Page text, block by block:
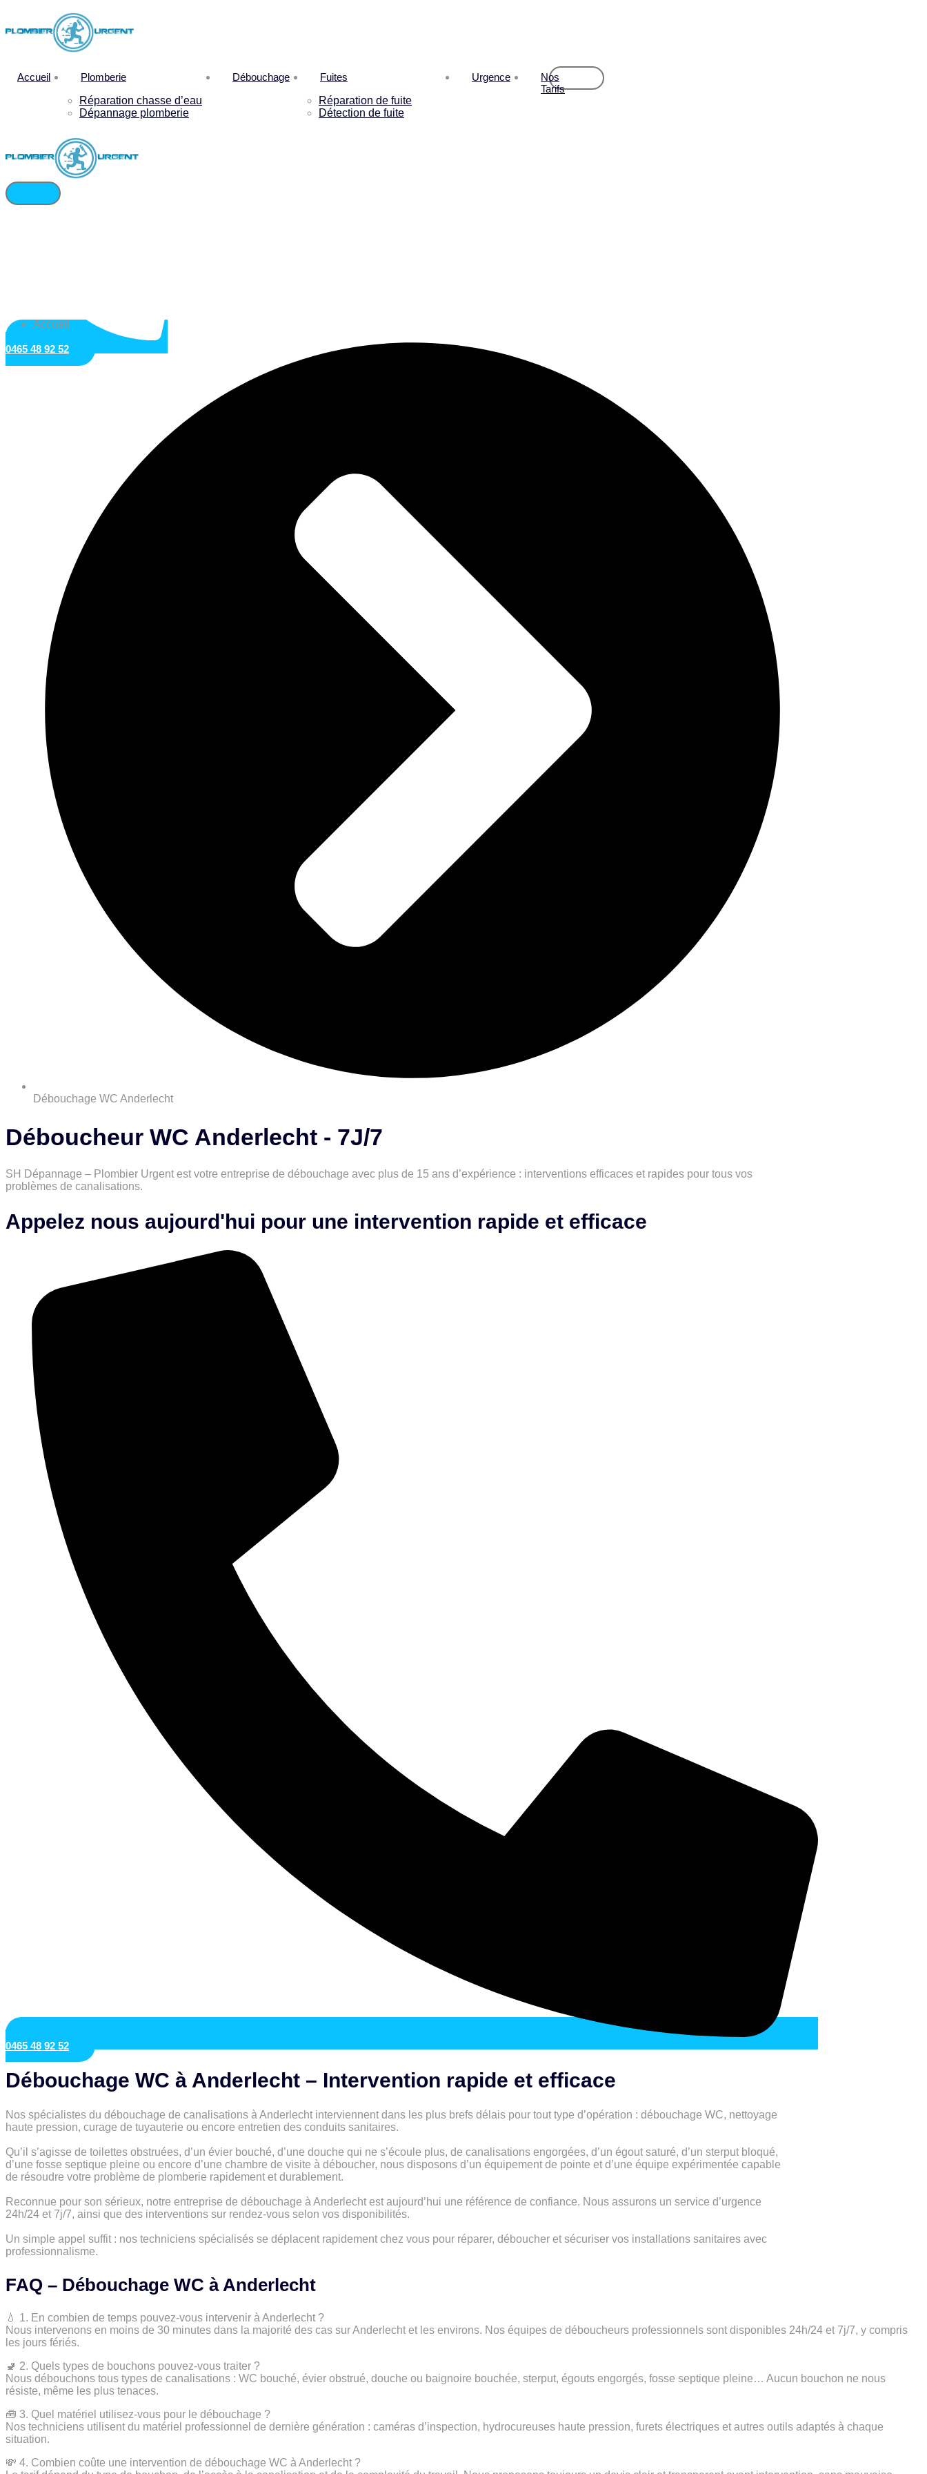
Accueil
Plomberie
Réparation chasse d’eau
Dépannage plomberie
Débouchage
Fuites
Réparation de fuite
Détection de fuite
Urgence
Nos
Tarifs
0465 48 92 52
Accueil
Débouchage WC Anderlecht
Déboucheur WC Anderlecht - 7J/7
SH Dépannage – Plombier Urgent est votre entreprise de débouchage avec plus de 15 ans d’expérience : interventions efficaces et rapides pour tous vos
problèmes de canalisations.
Appelez nous aujourd'hui pour une intervention rapide et efficace
0465 48 92 52
Débouchage WC à Anderlecht – Intervention rapide et efficace
Nos spécialistes du débouchage de canalisations à Anderlecht interviennent dans les plus brefs délais pour tout type d’opération : débouchage WC, nettoyage
haute pression, curage de tuyauterie ou encore entretien des conduits sanitaires.
Qu’il s’agisse de toilettes obstruées, d’un évier bouché, d’une douche qui ne s’écoule plus, de canalisations engorgées, d’un égout saturé, d’un sterput bloqué,
d’une fosse septique pleine ou encore d’une chambre de visite à déboucher, nous disposons d’un équipement de pointe et d’une équipe expérimentée capable
de résoudre votre problème de plomberie rapidement et durablement.
Reconnue pour son sérieux, notre entreprise de débouchage à Anderlecht est aujourd’hui une référence de confiance. Nous assurons un service d’urgence
24h/24 et 7j/7, ainsi que des interventions sur rendez-vous selon vos disponibilités.
Un simple appel suffit : nos techniciens spécialisés se déplacent rapidement chez vous pour réparer, déboucher et sécuriser vos installations sanitaires avec
professionnalisme.
FAQ – Débouchage WC à Anderlecht
💧 1. En combien de temps pouvez-vous intervenir à Anderlecht ?
Nous intervenons en moins de 30 minutes dans la majorité des cas sur Anderlecht et les environs. Nos équipes de déboucheurs professionnels sont disponibles 24h/24 et 7j/7, y compris
les jours fériés.
🚽 2. Quels types de bouchons pouvez-vous traiter ?
Nous débouchons tous types de canalisations : WC bouché, évier obstrué, douche ou baignoire bouchée, sterput, égouts engorgés, fosse septique pleine… Aucun bouchon ne nous
résiste, même les plus tenaces.
🧰 3. Quel matériel utilisez-vous pour le débouchage ?
Nos techniciens utilisent du matériel professionnel de dernière génération : caméras d’inspection, hydrocureuses haute pression, furets électriques et autres outils adaptés à chaque
situation.
💸 4. Combien coûte une intervention de débouchage WC à Anderlecht ?